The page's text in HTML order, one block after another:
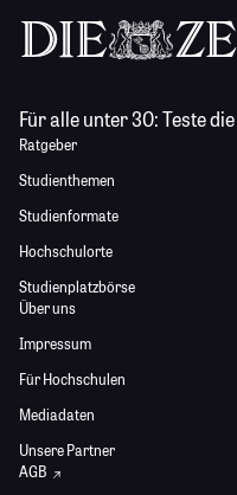
Für alle unter 30:Teste die
Ratgeber
Studienthemen
Studienformate
Hochschulorte
Studienplatzbörse
Über uns
Impressum
Für Hochschulen
Mediadaten
Unsere Partner
AGB